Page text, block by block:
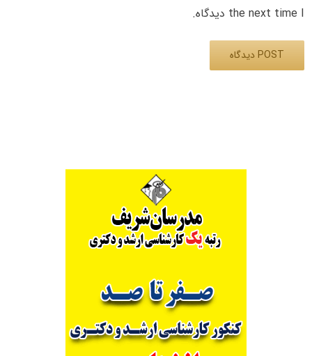
the next time I دیدگاه.